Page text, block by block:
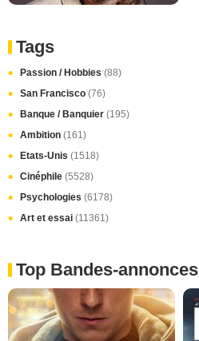
Tags
Passion / Hobbies (88)
San Francisco (76)
Banque / Banquier (195)
Ambition (161)
Etats-Unis (1518)
Cinéphile (5528)
Psychologies (6178)
Art et essai (11361)
Top Bandes-annonces